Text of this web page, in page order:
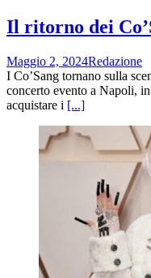
Il ritorno dei
Maggio 2, 2024Redazione
I Co’Sang tornano sulla
concerto evento a Napoli,
acquistare i [...]